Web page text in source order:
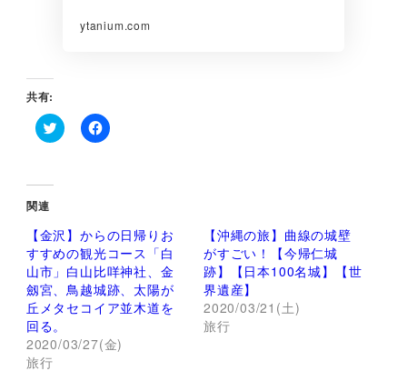
ytanium.com
共有:
ク
し
て
T
i
t
t
e
r
で
共
有
(
新
し
い
F
で
共
有
す
る
に
は
ク
ッ
ク
関連
【金沢】からの日帰りお
すすめの観光コース「白
山市」白山比咩神社、金
劔宮、鳥越城跡、太陽が
丘メタセコイア並木道を
回る。
2020/03/27(金)
旅行
【沖縄の旅】曲線の城壁
がすごい！【今帰仁城
跡】【日本100名城】【世
界遺産】
2020/03/21(土)
旅行